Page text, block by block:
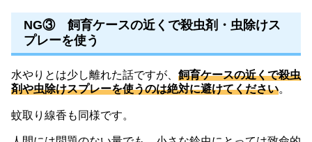
NG③ 飼育ケースの近くで殺虫剤・虫除けス
プレーを使う
水やりとは少し離れた話ですが、 飼育ケースの近くで殺虫
剤や虫除けスプレーを使うのは絶対に避けてください。
蚊取り線香も同様です。